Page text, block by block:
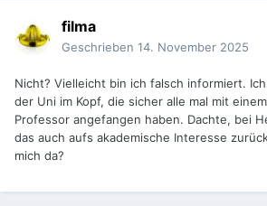
filma
Geschrieben 14. November 2025
Nicht? Vielleicht bin ich falsch informiert.
der Uni im Kopf, die sicher alle mal mit
Professor angefangen haben. Dachte, bei
das auch aufs akademische Interesse
mich da?